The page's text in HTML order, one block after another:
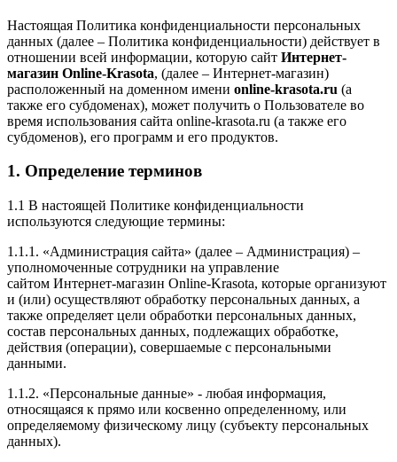
Настоящая Политика конфиденциальности персональных
данных (далее – Политика конфиденциальности) действует в
отношении всей информации, которую сайт Интернет-
магазин Online-Krasota, (далее – Интернет-магазин)
расположенный на доменном имени online-krasota.ru (а
также его субдоменах), может получить о Пользователе во
время использования сайта online-krasota.ru (а также его
субдоменов), его программ и его продуктов.
1. Определение терминов
1.1 В настоящей Политике конфиденциальности
используются следующие термины:
1.1.1. «Администрация сайта» (далее – Администрация) –
уполномоченные сотрудники на управление
сайтом Интернет-магазин Online-Krasota, которые организуют
и (или) осуществляют обработку персональных данных, а
также определяет цели обработки персональных данных,
состав персональных данных, подлежащих обработке,
действия (операции), совершаемые с персональными
данными.
1.1.2. «Персональные данные» - любая информация,
относящаяся к прямо или косвенно определенному, или
определяемому физическому лицу (субъекту персональных
данных).